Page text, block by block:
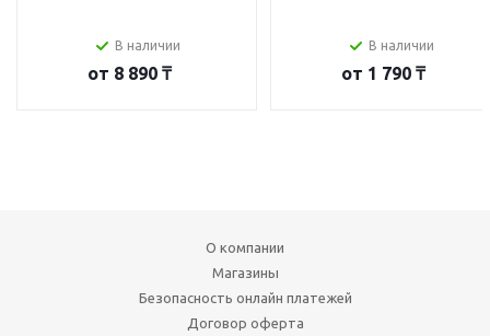
В наличии
от 8 890 ₸
В наличии
от 1 790 ₸
О компании
Магазины
Безопасность онлайн платежей
Договор оферта